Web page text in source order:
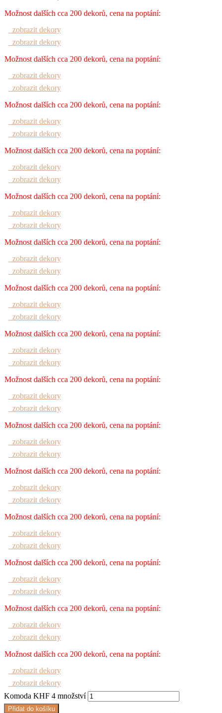
Možnost dalších cca 200 dekorů, cena na poptání:
zobrazit dekory
zobrazit dekory
Možnost dalších cca 200 dekorů, cena na poptání:
zobrazit dekory
zobrazit dekory
Možnost dalších cca 200 dekorů, cena na poptání:
zobrazit dekory
zobrazit dekory
Možnost dalších cca 200 dekorů, cena na poptání:
zobrazit dekory
zobrazit dekory
Možnost dalších cca 200 dekorů, cena na poptání:
zobrazit dekory
zobrazit dekory
Možnost dalších cca 200 dekorů, cena na poptání:
zobrazit dekory
zobrazit dekory
Možnost dalších cca 200 dekorů, cena na poptání:
zobrazit dekory
zobrazit dekory
Možnost dalších cca 200 dekorů, cena na poptání:
zobrazit dekory
zobrazit dekory
Možnost dalších cca 200 dekorů, cena na poptání:
zobrazit dekory
zobrazit dekory
Možnost dalších cca 200 dekorů, cena na poptání:
zobrazit dekory
zobrazit dekory
Možnost dalších cca 200 dekorů, cena na poptání:
zobrazit dekory
zobrazit dekory
Možnost dalších cca 200 dekorů, cena na poptání:
zobrazit dekory
zobrazit dekory
Možnost dalších cca 200 dekorů, cena na poptání:
zobrazit dekory
zobrazit dekory
Možnost dalších cca 200 dekorů, cena na poptání:
zobrazit dekory
zobrazit dekory
Možnost dalších cca 200 dekorů, cena na poptání:
zobrazit dekory
zobrazit dekory
Komoda KHF 4 množství
Přidat do košíku